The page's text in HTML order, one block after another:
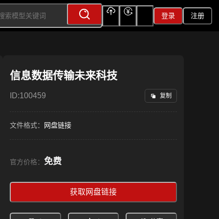
登录 注册
信息数据传输未来科技
ID:100459 复制
文件格式： 网盘链接
官方价格： 免费
获取网盘链接